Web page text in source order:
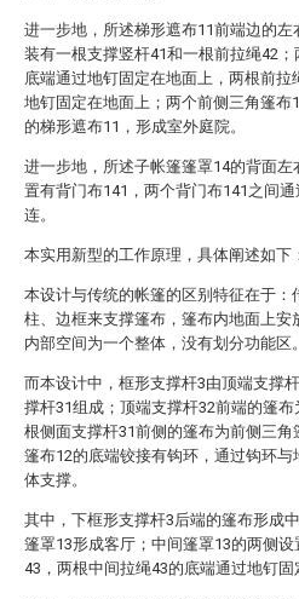
进一步地，所述梯形遮布11前端边的左
装有一根支撑竖杆41和一根前拉绳42；
底端通过地钉固定在地面上，两根前拉
地钉固定在地面上；两个前侧三角篷布
的梯形遮布11，形成室外庭院。
进一步地，所述子帐篷篷罩14的背面左
置有背门布141，两个背门布141之间
连。
本实用新型的工作原理，具体阐述如下
本设计与传统的帐篷的区别特征在于：
柱、边框来支撑篷布，篷布内地面上安
内部空间为一个整体，没有划分功能区。
而本设计中，框形支撑杆3由顶端支撑
撑杆31组成；顶端支撑杆32前端的篷
根侧面支撑杆31前侧的篷布为前侧三角
篷布12的底端铰接有钩环，通过钩环与
体支撑。
其中，下框形支撑杆3后端的篷布形成
篷罩13形成客厅；中间篷罩13的两侧
43，两根中间拉绳43的底端通过地钉固